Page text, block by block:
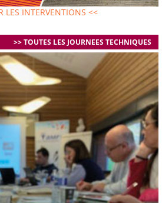
LES INTERVENTIONS <<
>> TOUTES LES JOURNEES TECHNIQUES